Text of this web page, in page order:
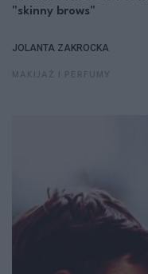
"skinny brows"
JOLANTA ZAKROCKA